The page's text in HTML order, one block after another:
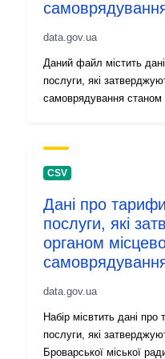
Versiotiedot:
data.gov.ua
Даний файл містить
послуги, які
самоврядування станом
CSV
Дані про
послуги, які
органом
data.gov.ua
Набір місвтить дані
послуги, які
Броварської міської